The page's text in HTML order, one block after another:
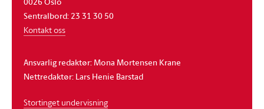
Sentralbord: 23 31 30 50
Kontakt oss
Ansvarlig redaktør: Mona Mortensen Krane
Nettredaktør: Lars Henie Barstad
Stortinget undervisning